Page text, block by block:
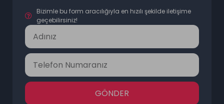
Bizimle bu form aracılığıyla en hızılı şekilde iletişime
geçebilirsiniz!
GÖNDER